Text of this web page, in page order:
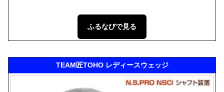
ふるなびで見る
TEAM匠TOHO レディースウェッジ